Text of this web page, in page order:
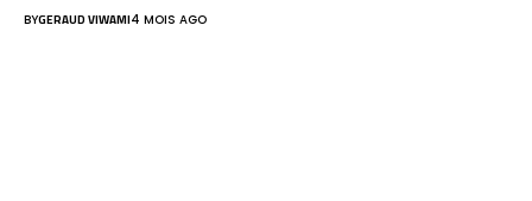
BYGERAUD VIWAMI4 MOIS AGO